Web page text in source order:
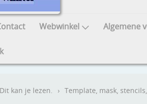
Webwinkel Algemene
Dit kan je lezen. › Template, mask,